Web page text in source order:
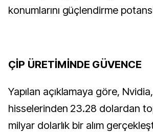
konumlarını güçlendirme
ÇİP ÜRETİMİNDE GÜVENCE
Yapılan açıklamaya göre,
hisselerinden 23.28 dolardan
milyar dolarlık bir alım